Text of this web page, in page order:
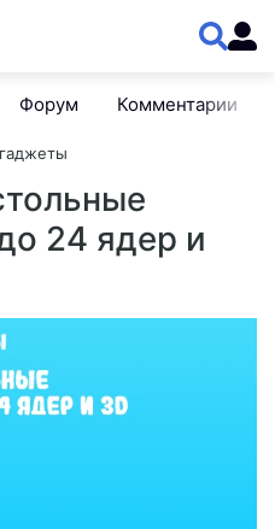
Форум Комментарии
24 ядер и